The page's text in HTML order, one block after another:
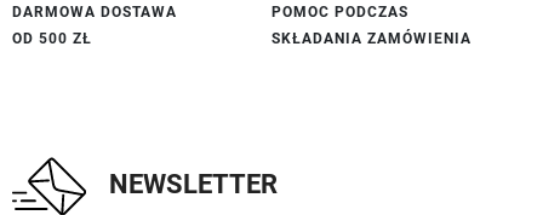
DARMOWA DOSTAWA
OD 500 ZŁ
POMOC PODCZAS
SKŁADANIA ZAMÓWIENIA
NEWSLETTER